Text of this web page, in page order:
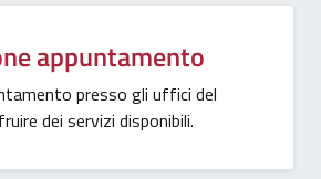
appuntamento
presso gli uffici del
dei servizi disponibili.